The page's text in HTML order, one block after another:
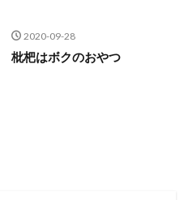
2020-09-28
枇杷はボクのおやつ